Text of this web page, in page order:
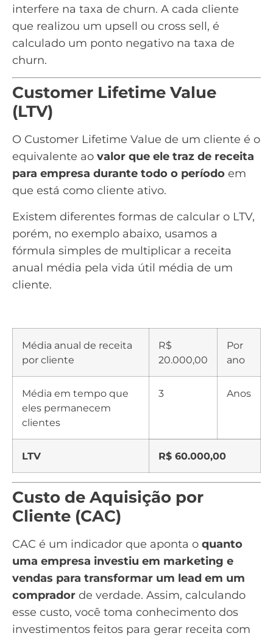
interfere na taxa de churn. A cada cliente
que realizou um upsell ou cross sell, é
calculado um ponto negativo na taxa de
churn.
Customer Lifetime Value
(LTV)
O Customer Lifetime Value de um cliente é o
equivalente ao valor que ele traz de receita
para empresa durante todo o período em
que está como cliente ativo.
Existem diferentes formas de calcular o LTV,
porém, no exemplo abaixo, usamos a
fórmula simples de multiplicar a receita
anual média pela vida útil média de um
cliente.
Média anual de receita
por cliente
R$
20.000,00
Por
ano
Média em tempo que
eles permanecem
clientes
3 Anos
LTV R$ 60.000,00
Custo de Aquisição por
Cliente (CAC)
CAC é um indicador que aponta o quanto
uma empresa investiu em marketing e
vendas para transformar um lead em um
comprador de verdade. Assim, calculando
esse custo, você toma conhecimento dos
investimentos feitos para gerar receita com